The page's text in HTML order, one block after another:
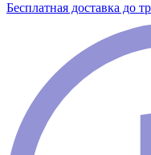
Бесплатная доставка до